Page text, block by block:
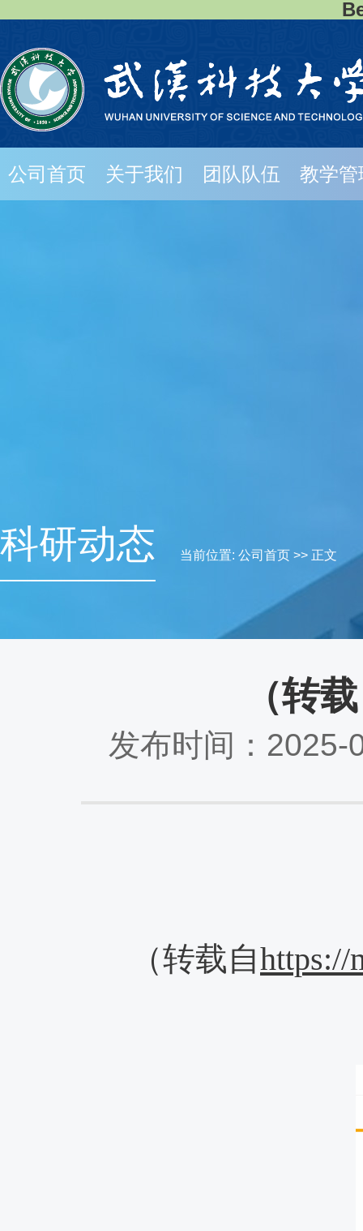
公司首页 关于我们 团队队伍 教学管
科研动态 当前位置: 公司首页 >> 正文
（转
发布时间：2025-
（转载自https://